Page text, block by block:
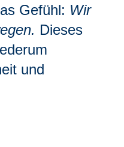
Gefühl: Wir
Dieses
und